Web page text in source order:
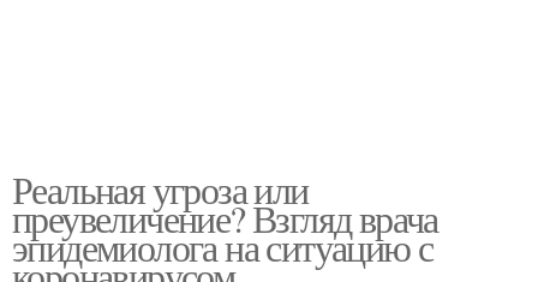
Реальная угроза или
преувеличение? Взгляд врача
эпидемиолога на ситуацию с